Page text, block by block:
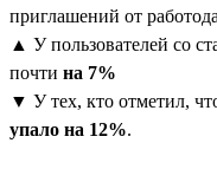
приглашений от
▲ У пользователей со
почти на 7%
▼ У тех, кто отметил,
упало на 12%.